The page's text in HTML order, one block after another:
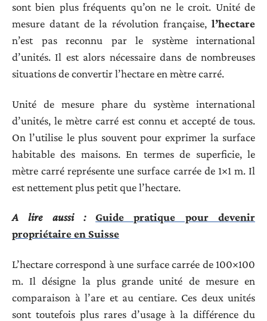
sont bien plus fréquents qu’on ne le croit. Unité de
mesure datant de la révolution française, l’hectare
n’est pas reconnu par le système international
d’unités. Il est alors nécessaire dans de nombreuses
situations de convertir l’hectare en mètre carré.
Unité de mesure phare du système international
d’unités, le mètre carré est connu et accepté de tous.
On l’utilise le plus souvent pour exprimer la surface
habitable des maisons. En termes de superficie, le
mètre carré représente une surface carrée de 1×1 m. Il
est nettement plus petit que l’hectare.
A lire aussi :
Guide pratique pour devenir
propriétaire en Suisse
L’hectare correspond à une surface carrée de 100×100
m. Il désigne la plus grande unité de mesure en
comparaison à l’are et au centiare. Ces deux unités
sont toutefois plus rares d’usage à la différence du